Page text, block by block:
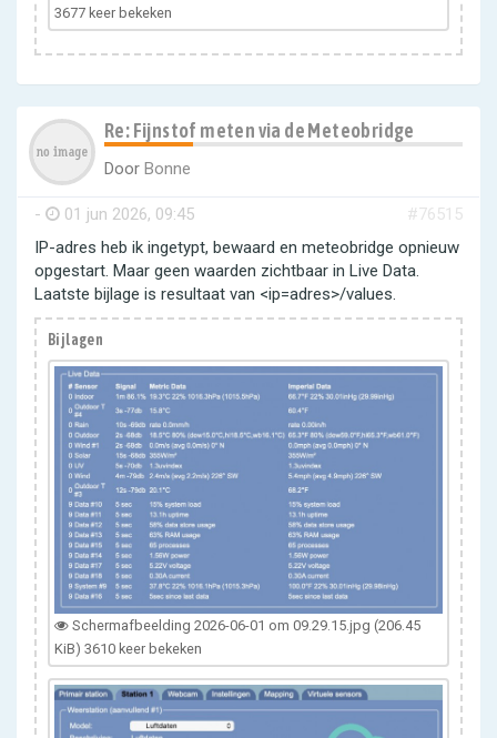
3677 keer bekeken
Re: Fijnstof meten via de Meteobridge
Door Bonne
- 01 jun 2026, 09:45
#76515
IP-adres heb ik ingetypt, bewaard en meteobridge opnieuw
opgestart. Maar geen waarden zichtbaar in Live Data.
Laatste bijlage is resultaat van <ip=adres>/values.
Bijlagen
Scherm­afbeelding 2026-06-01 om 09.29.15.jpg (206.45
KiB) 3610 keer bekeken